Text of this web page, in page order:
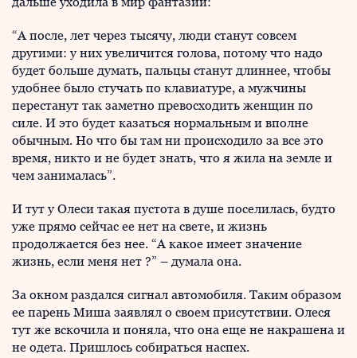
“А после, лет через тысячу, люди станут совсем
другими: у них увеличится голова, потому что надо
будет больше думать, пальцы станут длиннее, чтобы
удобнее было стучать по клавиатуре, а мужчины
перестанут так заметно превосходить женщин по
силе. И это будет казаться нормальным и вполне
обычным. Но что бы там ни происходило за все это
время, никто и не будет знать, что я жила на земле и
чем занималась”.
И тут у Олеси такая пустота в душе поселилась, будто
уже прямо сейчас ее нет на свете, и жизнь
продолжается без нее. “А какое имеет значение
жизнь, если меня нет ?” – думала она.
За окном раздался сигнал автомобиля. Таким образом
ее парень Миша заявлял о своем присутствии. Олеся
тут же вскочила и поняла, что она еще не накрашена и
не одета. Пришлось собираться наспех.